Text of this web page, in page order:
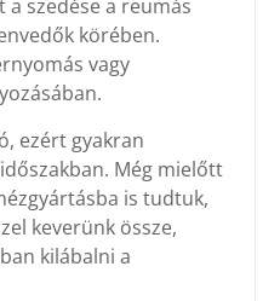
szedése a reumás
körében.
vagy
ezért gyakran
Még mielőtt
is tudtuk,
keverünk össze,
kilábalni a